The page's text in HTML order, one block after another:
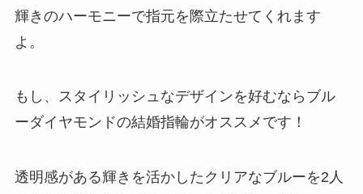
輝きのハーモニーで指元を際立たせてくれます
よ。
もし、スタイリッシュなデザインを好むならブル
ーダイヤモンドの結婚指輪がオススメです！
透明感がある輝きを活かしたクリアなブルーを2人